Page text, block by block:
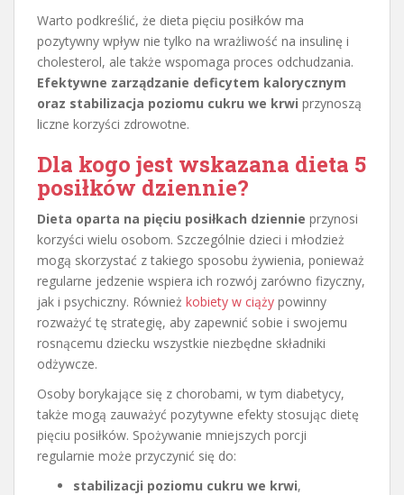
Warto podkreślić, że dieta pięciu posiłków ma
pozytywny wpływ nie tylko na wrażliwość na insulinę i
cholesterol, ale także wspomaga proces odchudzania.
Efektywne zarządzanie deficytem kalorycznym
oraz stabilizacja poziomu cukru we krwi przynoszą
liczne korzyści zdrowotne.
Dla kogo jest wskazana dieta 5
posiłków dziennie?
Dieta oparta na pięciu posiłkach dziennie przynosi
korzyści wielu osobom. Szczególnie dzieci i młodzież
mogą skorzystać z takiego sposobu żywienia, ponieważ
regularne jedzenie wspiera ich rozwój zarówno fizyczny,
jak i psychiczny. Również kobiety w ciąży powinny
rozważyć tę strategię, aby zapewnić sobie i swojemu
rosnącemu dziecku wszystkie niezbędne składniki
odżywcze.
Osoby borykające się z chorobami, w tym diabetycy,
także mogą zauważyć pozytywne efekty stosując dietę
pięciu posiłków. Spożywanie mniejszych porcji
regularnie może przyczynić się do:
stabilizacji poziomu cukru we krwi,